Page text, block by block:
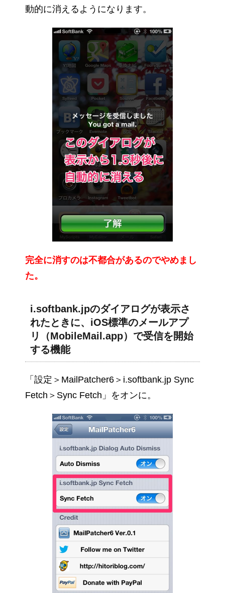
動的に消えるようになります。
完全に消すのは不都合があるのでやめまし
た。
i.softbank.jpのダイアログが表示さ
れたときに、iOS標準のメールアプ
リ（MobileMail.app）で受信を開始
する機能
「設定＞MailPatcher6＞i.softbank.jp Sync
Fetch＞Sync Fetch」をオンに。